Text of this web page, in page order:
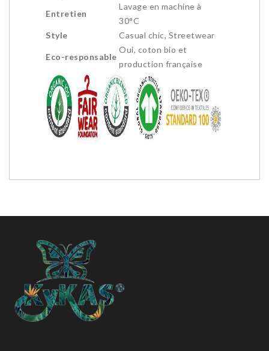
Entretien
Lavage en machine à
30°C
Style
Casual chic, Streetwear
Eco-responsable
Oui, coton bio et
production française